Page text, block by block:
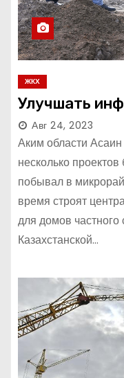
ЖКХ
Улучшать
Авг 24, 2023
Аким области
несколько
побывал в
время строят
для домов частного
Казахстанской…